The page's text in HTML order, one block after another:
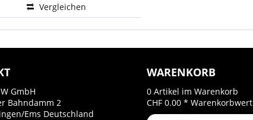
Vergleichen
GmbH
Bahndamm 2
Ems Deutschland
WARENKORB
0 Artikel im Warenkorb
CHF 0.00 * Warenkorbwert